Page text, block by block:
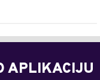
APLIKACIJU